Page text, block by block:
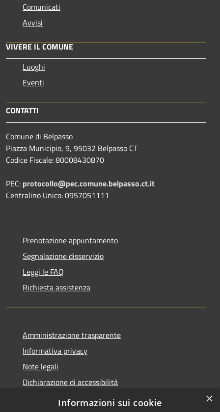
Comunicati
Avvisi
VIVERE IL COMUNE
Luoghi
Eventi
CONTATTI
Comune di Belpasso
Piazza Municipio, 9, 95032 Belpasso CT
Codice Fiscale: 80008430870
PEC: protocollo@pec.comune.belpasso.ct.it
Centralino Unico: 0957051111
Prenotazione appuntamento
Segnalazione disservizio
Leggi le FAQ
Richiesta assistenza
Amministrazione trasparente
Informativa privacy
Note legali
Dichiarazione di accessibilità
×
Informazioni sui cookie